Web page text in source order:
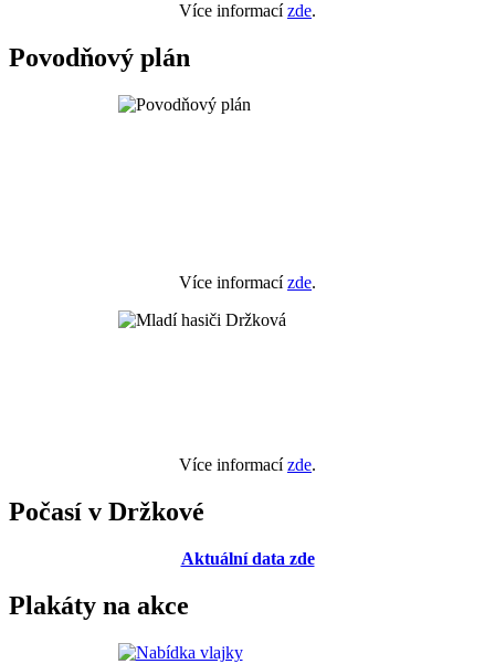
Více informacízde.
Povodňový plán
Více informacízde.
Více informacízde.
Počasí v Držkové
Aktuální data zde
Plakáty na akce